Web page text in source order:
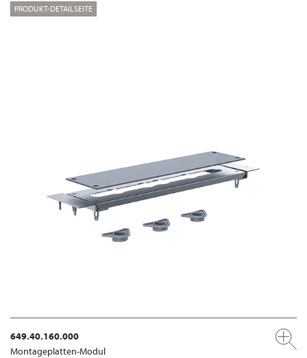
PRODUKT-DETAILSEITE
649.40.160.000
Montageplatten-Modul